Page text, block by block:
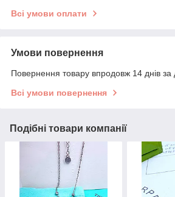
Всі умови оплати
Умови повернення
Повернення товару впродовж 14 днів за
Всі умови повернення
Подібні товари компанії